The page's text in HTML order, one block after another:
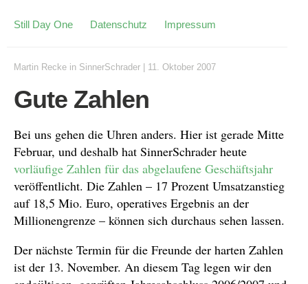
Still Day One Datenschutz Impressum
Martin Recke in SinnerSchrader 11. Oktober 2007
Gute Zahlen
Bei uns gehen die Uhren anders. Hier ist gerade Mitte
Februar, und deshalb hat SinnerSchrader heute
vorläufige Zahlen für das abgelaufene Geschäftsjahr
veröffentlicht. Die Zahlen – 17 Prozent Umsatzanstieg
auf 18,5 Mio. Euro, operatives Ergebnis an der
Millionengrenze – können sich durchaus sehen lassen.
Der nächste Termin für die Freunde der harten Zahlen
ist der 13. November. An diesem Tag legen wir den